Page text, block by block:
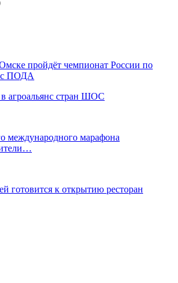
пройдёт чемпионат России по
с ПОДА
стран ШОС
международного марафона
готовится к открытию ресторан